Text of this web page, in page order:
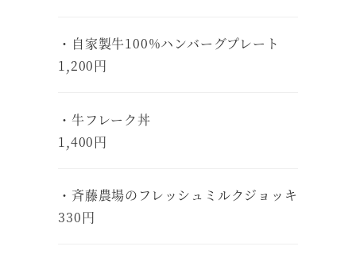
・自家製牛100%ハンバーグプレート
1,200円
・牛フレーク丼
1,400円
・斉藤農場のフレッシュミルクジョッキ
330円